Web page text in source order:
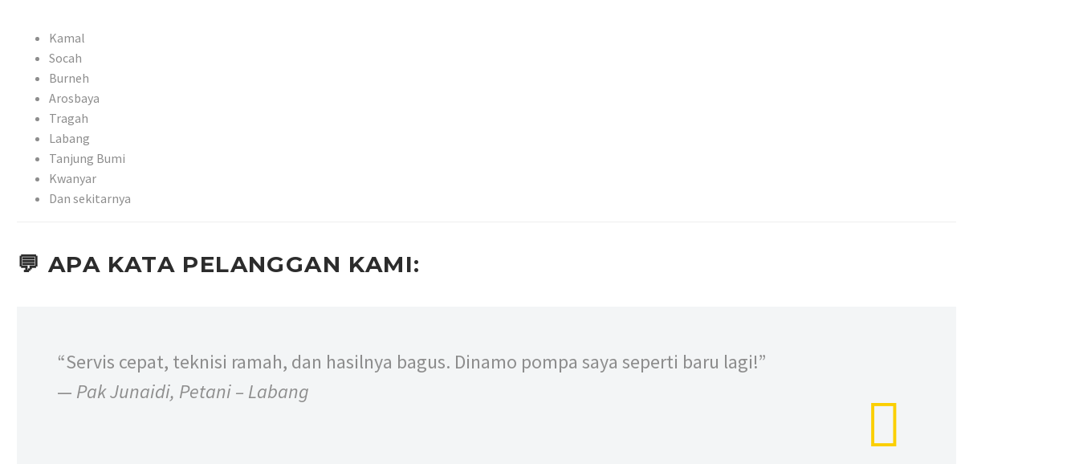
Kamal
Socah
Burneh
Arosbaya
Tragah
Labang
Tanjung Bumi
Kwanyar
Dan sekitarnya
💬 APA KATA PELANGGAN KAMI:
“Servis cepat, teknisi ramah, dan hasilnya bagus. Dinamo pompa saya seperti baru lagi!”
— Pak Junaidi, Petani – Labang